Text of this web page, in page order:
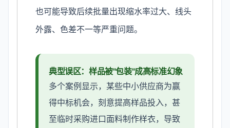
也可能导致后续批量出现缩水率过大、线头
外露、色差不一等严重问题。
典型误区：样品被"包装"成高标准幻象
多个案例显示，某些中小供应商为赢
得中标机会，刻意提高样品投入，甚
至临时采购进口面料制作样衣，导致